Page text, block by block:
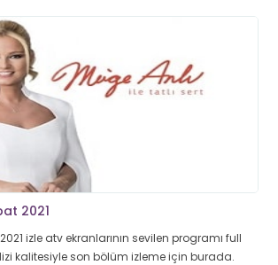
2021
izle atv ekranlarının sevilen programı full
kalitesiyle son bölüm izleme için burada.